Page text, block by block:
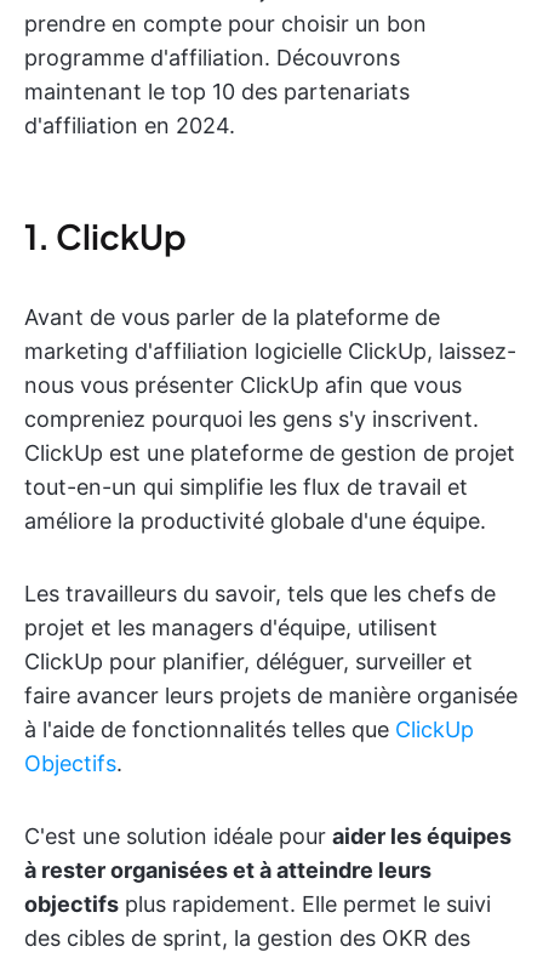
prendre en compte pour choisir un bon
programme d'affiliation. Découvrons
maintenant le top 10 des partenariats
d'affiliation en 2024.
1. ClickUp
Avant de vous parler de la plateforme de
marketing d'affiliation logicielle ClickUp, laissez-
nous vous présenter ClickUp afin que vous
compreniez pourquoi les gens s'y inscrivent.
ClickUp est une plateforme de gestion de projet
tout-en-un qui simplifie les flux de travail et
améliore la productivité globale d'une équipe.
Les travailleurs du savoir, tels que les chefs de
projet et les managers d'équipe, utilisent
ClickUp pour planifier, déléguer, surveiller et
faire avancer leurs projets de manière organisée
à l'aide de fonctionnalités telles que ClickUp
Objectifs.
C'est une solution idéale pour aider les équipes
à rester organisées et à atteindre leurs
objectifs plus rapidement. Elle permet le suivi
des cibles de sprint, la gestion des OKR des